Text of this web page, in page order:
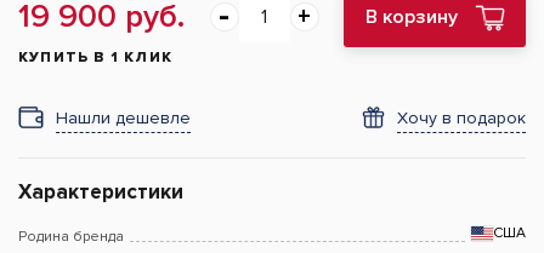
19 900 руб. В корзину
КУПИТЬ В 1 КЛИК
Нашли дешевле Хочу в подарок
Характеристики
Родина бренда США